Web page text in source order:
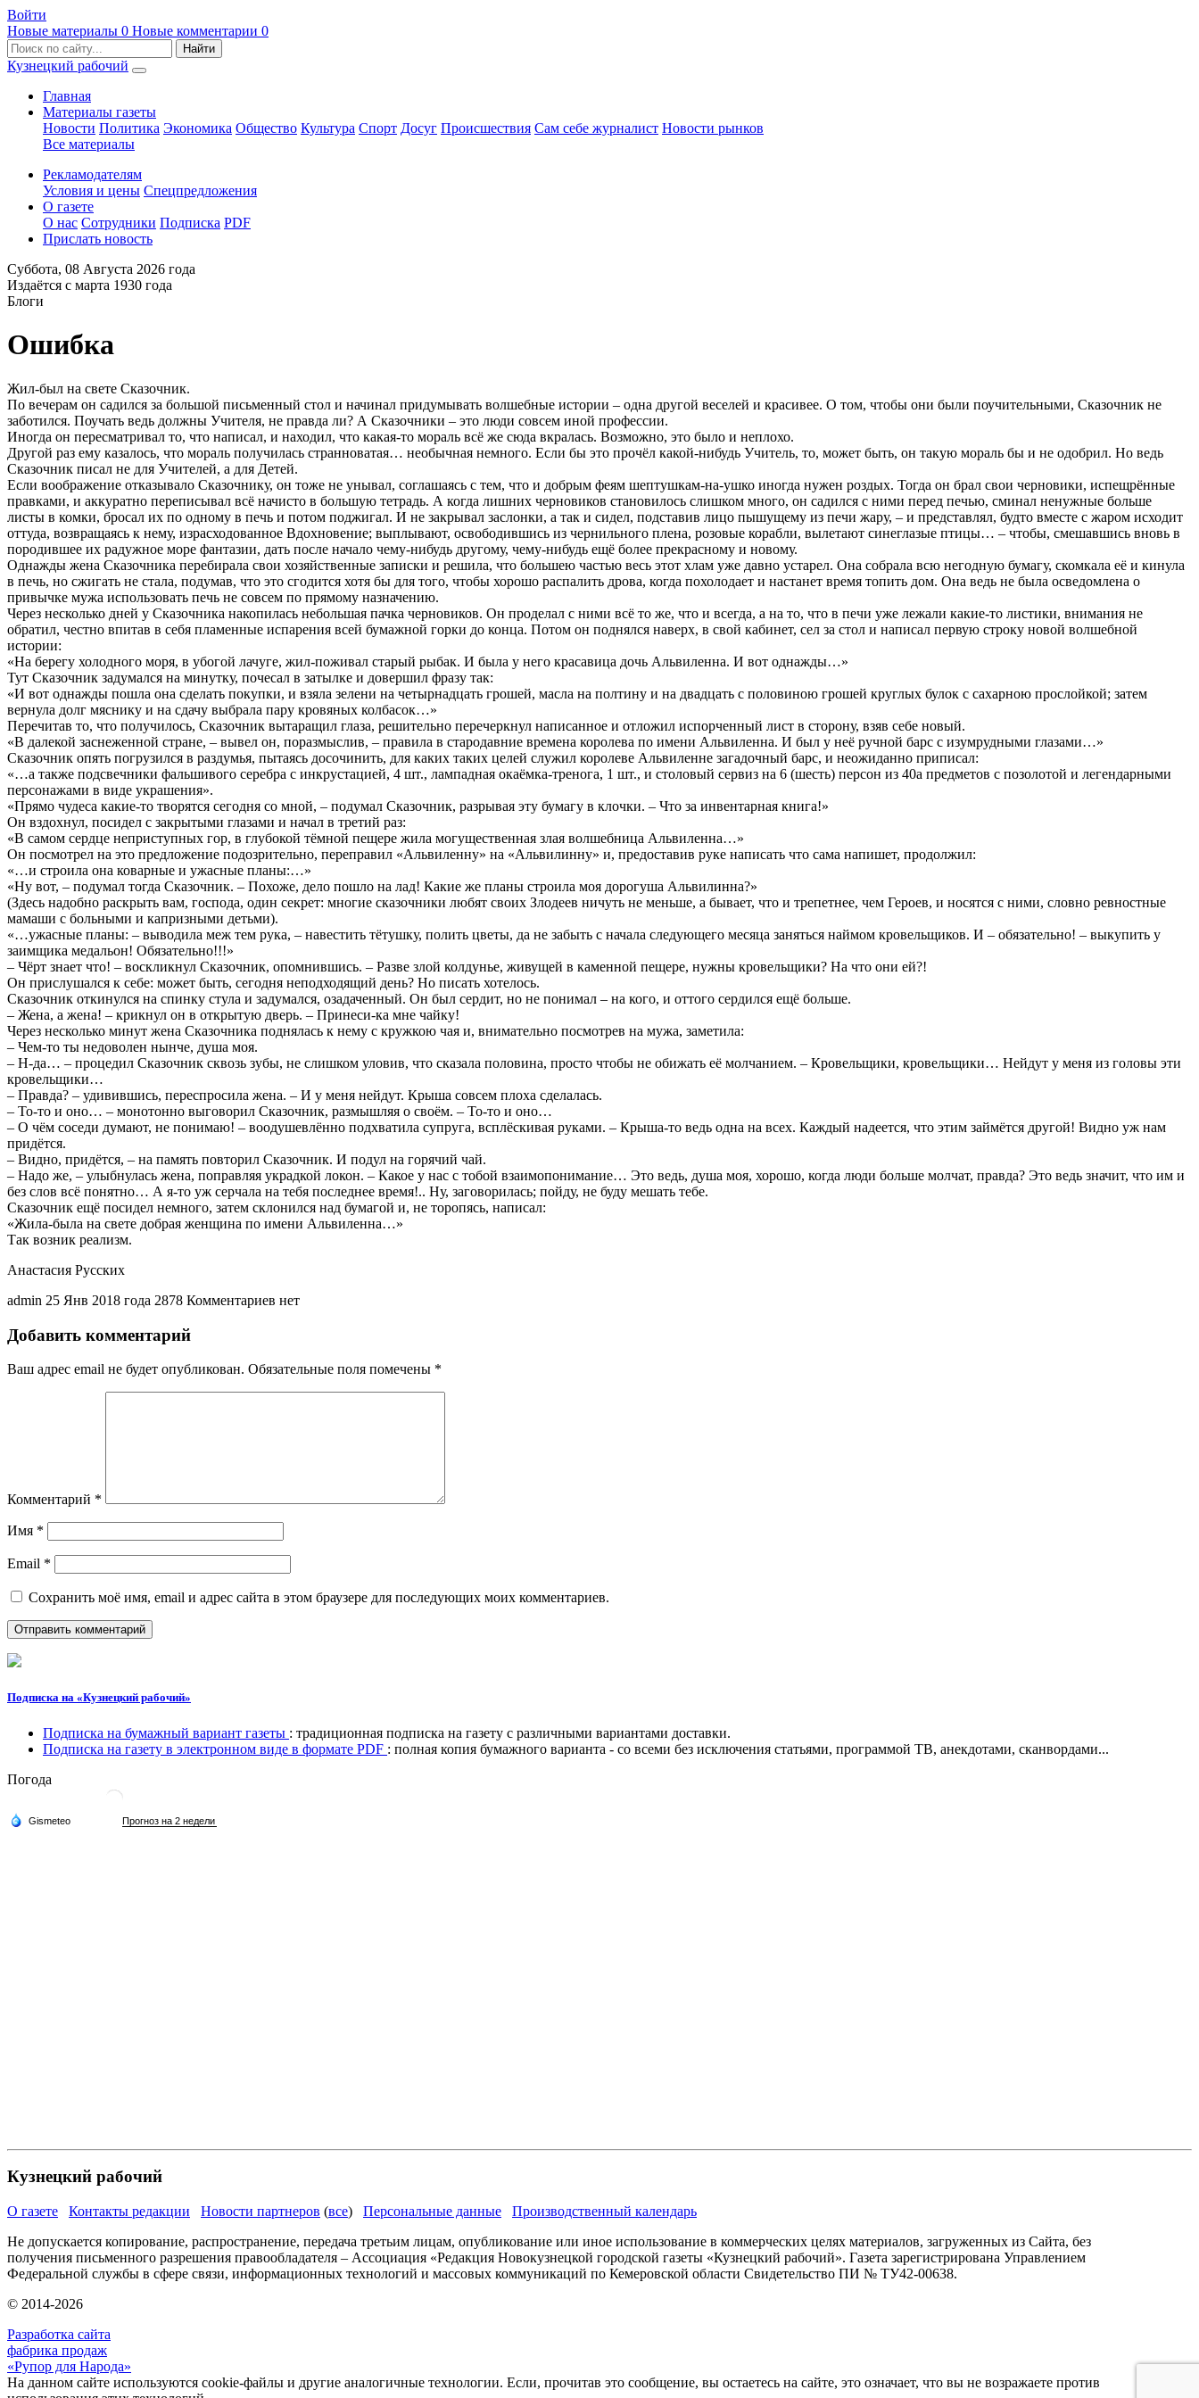
Войти
Новые материалы 0 Новые комментарии 0
Кузнецкий рабочий
Главная
Материалы газеты
Новости Политика Экономика Общество Культура Спорт Досуг Происшествия Сам себе журналист Новости рынков
Все материалы
Рекламодателям
Условия и цены Спецпредложения
О газете
О нас Сотрудники Подписка PDF
Прислать новость
Суббота, 08 Августа 2026 года
Издаётся с марта 1930 года
Блоги
Ошибка
Жил-был на свете Сказочник.
По вечерам он садился за большой письменный стол и начинал придумывать волшебные истории – одна другой веселей и красивее. О том, чтобы они были поучительными, Сказочник не
заботился. Поучать ведь должны Учителя, не правда ли? А Сказочники – это люди совсем иной профессии.
Иногда он пересматривал то, что написал, и находил, что какая-то мораль всё же сюда вкралась. Возможно, это было и неплохо.
Другой раз ему казалось, что мораль получилась странноватая… необычная немного. Если бы это прочёл какой-нибудь Учитель, то, может быть, он такую мораль бы и не одобрил. Но ведь
Сказочник писал не для Учителей, а для Детей.
Если воображение отказывало Сказочнику, он тоже не унывал, соглашаясь с тем, что и добрым феям шептушкам-на-ушко иногда нужен роздых. Тогда он брал свои черновики, испещрённые
правками, и аккуратно переписывал всё начисто в большую тетрадь. А когда лишних черновиков становилось слишком много, он садился с ними перед печью, сминал ненужные больше
листы в комки, бросал их по одному в печь и потом поджигал. И не закрывал заслонки, а так и сидел, подставив лицо пышущему из печи жару, – и представлял, будто вместе с жаром исходит
оттуда, возвращаясь к нему, израсходованное Вдохновение; выплывают, освободившись из чернильного плена, розовые корабли, вылетают синеглазые птицы… – чтобы, смешавшись вновь в
породившее их радужное море фантазии, дать после начало чему-нибудь другому, чему-нибудь ещё более прекрасному и новому.
Однажды жена Сказочника перебирала свои хозяйственные записки и решила, что большею частью весь этот хлам уже давно устарел. Она собрала всю негодную бумагу, скомкала её и кинула
в печь, но сжигать не стала, подумав, что это сгодится хотя бы для того, чтобы хорошо распалить дрова, когда похолодает и настанет время топить дом. Она ведь не была осведомлена о
привычке мужа использовать печь не совсем по прямому назначению.
Через несколько дней у Сказочника накопилась небольшая пачка черновиков. Он проделал с ними всё то же, что и всегда, а на то, что в печи уже лежали какие-то листики, внимания не
обратил, честно впитав в себя пламенные испарения всей бумажной горки до конца. Потом он поднялся наверх, в свой кабинет, сел за стол и написал первую строку новой волшебной
истории:
«На берегу холодного моря, в убогой лачуге, жил-поживал старый рыбак. И была у него красавица дочь Альвиленна. И вот однажды…»
Тут Сказочник задумался на минутку, почесал в затылке и довершил фразу так:
«И вот однажды пошла она сделать покупки, и взяла зелени на четырнадцать грошей, масла на полтину и на двадцать с половиною грошей круглых булок с сахарною прослойкой; затем
вернула долг мяснику и на сдачу выбрала пару кровяных колбасок…»
Перечитав то, что получилось, Сказочник вытаращил глаза, решительно перечеркнул написанное и отложил испорченный лист в сторону, взяв себе новый.
«В далекой заснеженной стране, – вывел он, поразмыслив, – правила в стародавние времена королева по имени Альвиленна. И был у неё ручной барс с изумрудными глазами…»
Сказочник опять погрузился в раздумья, пытаясь досочинить, для каких таких целей служил королеве Альвиленне загадочный барс, и неожиданно приписал:
«…а также подсвечники фальшивого серебра с инкрустацией, 4 шт., лампадная окаёмка-тренога, 1 шт., и столовый сервиз на 6 (шесть) персон из 40а предметов с позолотой и легендарными
персонажами в виде украшения».
«Прямо чудеса какие-то творятся сегодня со мной, – подумал Сказочник, разрывая эту бумагу в клочки. – Что за инвентарная книга!»
Он вздохнул, посидел с закрытыми глазами и начал в третий раз:
«В самом сердце неприступных гор, в глубокой тёмной пещере жила могущественная злая волшебница Альвиленна…»
Он посмотрел на это предложение подозрительно, переправил «Альвиленну» на «Альвилинну» и, предоставив руке написать что сама напишет, продолжил:
«…и строила она коварные и ужасные планы:…»
«Ну вот, – подумал тогда Сказочник. – Похоже, дело пошло на лад! Какие же планы строила моя дорогуша Альвилинна?»
(Здесь надобно раскрыть вам, господа, один секрет: многие сказочники любят своих Злодеев ничуть не меньше, а бывает, что и трепетнее, чем Героев, и носятся с ними, словно ревностные
мамаши с больными и капризными детьми).
«…ужасные планы: – выводила меж тем рука, – навестить тётушку, полить цветы, да не забыть с начала следующего месяца заняться наймом кровельщиков. И – обязательно! – выкупить у
заимщика медальон! Обязательно!!!»
– Чёрт знает что! – воскликнул Сказочник, опомнившись. – Разве злой колдунье, живущей в каменной пещере, нужны кровельщики? На что они ей?!
Он прислушался к себе: может быть, сегодня неподходящий день? Но писать хотелось.
Сказочник откинулся на спинку стула и задумался, озадаченный. Он был сердит, но не понимал – на кого, и оттого сердился ещё больше.
– Жена, а жена! – крикнул он в открытую дверь. – Принеси-ка мне чайку!
Через несколько минут жена Сказочника поднялась к нему с кружкою чая и, внимательно посмотрев на мужа, заметила:
– Чем-то ты недоволен нынче, душа моя.
– Н-да… – процедил Сказочник сквозь зубы, не слишком уловив, что сказала половина, просто чтобы не обижать её молчанием. – Кровельщики, кровельщики… Нейдут у меня из головы эти
кровельщики…
– Правда? – удивившись, переспросила жена. – И у меня нейдут. Крыша совсем плоха сделалась.
– То-то и оно… – монотонно выговорил Сказочник, размышляя о своём. – То-то и оно…
– О чём соседи думают, не понимаю! – воодушевлённо подхватила супруга, всплёскивая руками. – Крыша-то ведь одна на всех. Каждый надеется, что этим займётся другой! Видно уж нам
придётся.
– Видно, придётся, – на память повторил Сказочник. И подул на горячий чай.
– Надо же, – улыбнулась жена, поправляя украдкой локон. – Какое у нас с тобой взаимопонимание… Это ведь, душа моя, хорошо, когда люди больше молчат, правда? Это ведь значит, что им и
без слов всё понятно… А я-то уж серчала на тебя последнее время!.. Ну, заговорилась; пойду, не буду мешать тебе.
Сказочник ещё посидел немного, затем склонился над бумагой и, не торопясь, написал:
«Жила-была на свете добрая женщина по имени Альвиленна…»
Так возник реализм.
Анастасия Русских
admin 25 Янв 2018 года 2878 Комментариев нет
Добавить комментарий
Ваш адрес email не будет опубликован. Обязательные поля помечены *
Комментарий *
Имя *
Email *
Сохранить моё имя, email и адрес сайта в этом браузере для последующих моих комментариев.
Подписка на «Кузнецкий рабочий»
Подписка на бумажный вариант газеты : традиционная подписка на газету с различными вариантами доставки.
Подписка на газету в электронном виде в формате PDF : полная копия бумажного варианта - со всеми без исключения статьями, программой ТВ, анекдотами, сканвордами...
Погода
Кузнецкий рабочий
О газете Контакты редакции Новости партнеров (все) Персональные данные
Производственный календарь
Не допускается копирование, распространение, передача третьим лицам, опубликование или иное использование в коммерческих целях материалов, загруженных из Сайта, без
получения письменного разрешения правообладателя – Ассоциация «Редакция Новокузнецкой городской газеты «Кузнецкий рабочий». Газета зарегистрирована Управлением
Федеральной службы в сфере связи, информационных технологий и массовых коммуникаций по Кемеровской области Свидетельство ПИ № ТУ42-00638.
© 2014-2026
Разработка сайта
фабрика продаж
«Рупор для Народа»
На данном сайте используются cookie-файлы и другие аналогичные технологии. Если, прочитав это сообщение, вы остаетесь на сайте, это означает, что вы не возражаете против